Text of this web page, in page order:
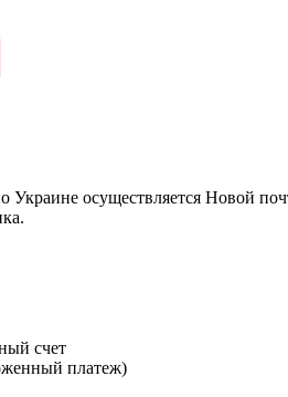
Украине осуществляется Новой
счет
платеж)